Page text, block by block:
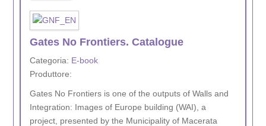
Gates No Frontiers. Catalogue
Categoria: E-book
Produttore:
Gates No Frontiers is one of the outputs of Walls and
Integration: Images of Europe building (WAI), a
project, presented by the Municipality of Macerata